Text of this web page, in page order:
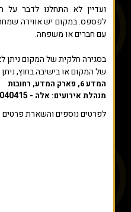
ועדיין לא התחלנו לדבר על
לפספס. במקום יש אווירה שמחה
עם חברים או משפחה.
של המקום או בישיבה בחוץ, ניתן לארח
המדע 6, פארק המדע, רחובות
מנהלת אירועים: אלה -
לפרטים נוספים והשארת פרטים